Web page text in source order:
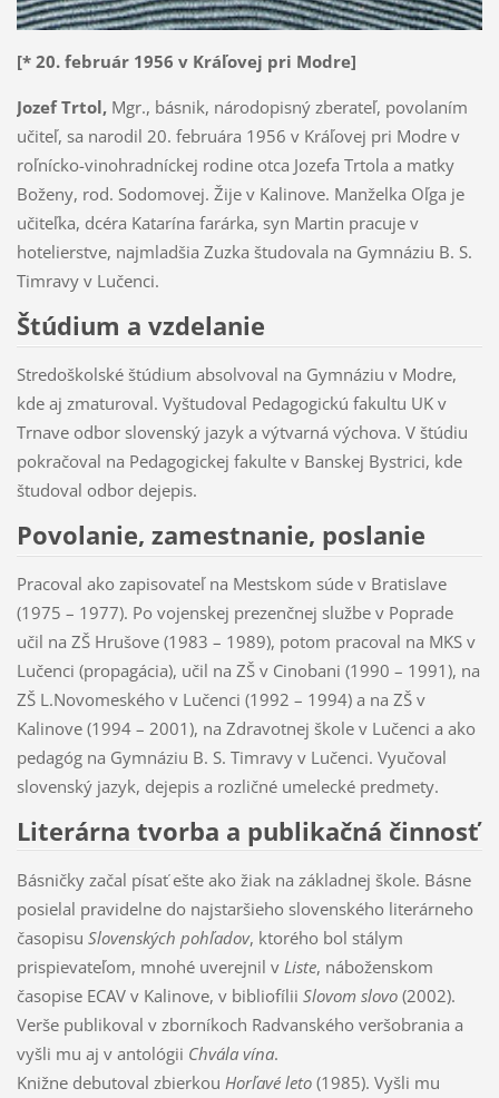
[* 20. február 1956 v Kráľovej pri Modre]
Jozef Trtol,Mgr., básnik, národopisný zberateľ, povolaním
učiteľ, sa narodil 20. februára 1956 v Kráľovej pri Modre v
roľnícko-vinohradníckej rodine otca Jozefa Trtola a matky
Boženy, rod. Sodomovej. Žije v Kalinove. Manželka Oľga je
učiteľka, dcéra Katarína farárka, syn Martin pracuje v
hotelierstve, najmladšia Zuzka študovala na Gymnáziu B. S.
Timravy v Lučenci.
Štúdium a vzdelanie
Stredoškolské štúdium absolvoval na Gymnáziu v Modre,
kde aj zmaturoval. Vyštudoval Pedagogickú fakultu UK v
Trnave odbor slovenský jazyk a výtvarná výchova. V štúdiu
pokračoval na Pedagogickej fakulte v Banskej Bystrici, kde
študoval odbor dejepis.
Povolanie, zamestnanie, poslanie
Pracoval ako zapisovateľ na Mestskom súde v Bratislave
(1975 – 1977). Po vojenskej prezenčnej službe v Poprade
učil na ZŠ Hrušove (1983 – 1989), potom pracoval na MKS v
Lučenci (propagácia), učil na ZŠ v Cinobani (1990 – 1991), na
ZŠ L.Novomeského v Lučenci (1992 – 1994) a na ZŠ v
Kalinove (1994 – 2001), na Zdravotnej škole v Lučenci a ako
pedagóg na Gymnáziu B. S. Timravy v Lučenci. Vyučoval
slovenský jazyk, dejepis a rozličné umelecké predmety.
Literárna tvorba a publikačná činnosť
Básničky začal písaťešte ako žiak na základnej škole. Básne
posielal pravidelne do najstaršieho slovenského literárneho
časopisu Slovenských pohľadov, ktorého bol stálym
prispievateľom, mnohé uverejnil v Liste, náboženskom
časopise ECAV v Kalinove, v bibliofílii Slovom slovo(2002).
Verše publikoval v zborníkoch Radvanského veršobrania a
vyšli mu aj v antológii Chvála vína.
Knižne debutoval zbierkou Horľavé leto(1985). Vyšli mu